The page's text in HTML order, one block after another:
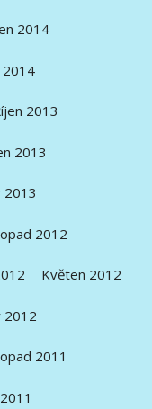
2014
2014
2013
2013
2013
2012
Květen 2012
2012
2011